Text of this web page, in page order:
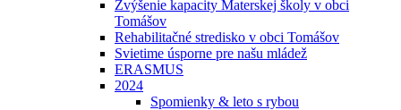
Zvýšenie kapacity Materskej školy v obci
Tomášov
Rehabilitačné stredisko v obci Tomášov
Svietime úsporne pre našu mládež
ERASMUS
2024
Spomienky & leto s rybou